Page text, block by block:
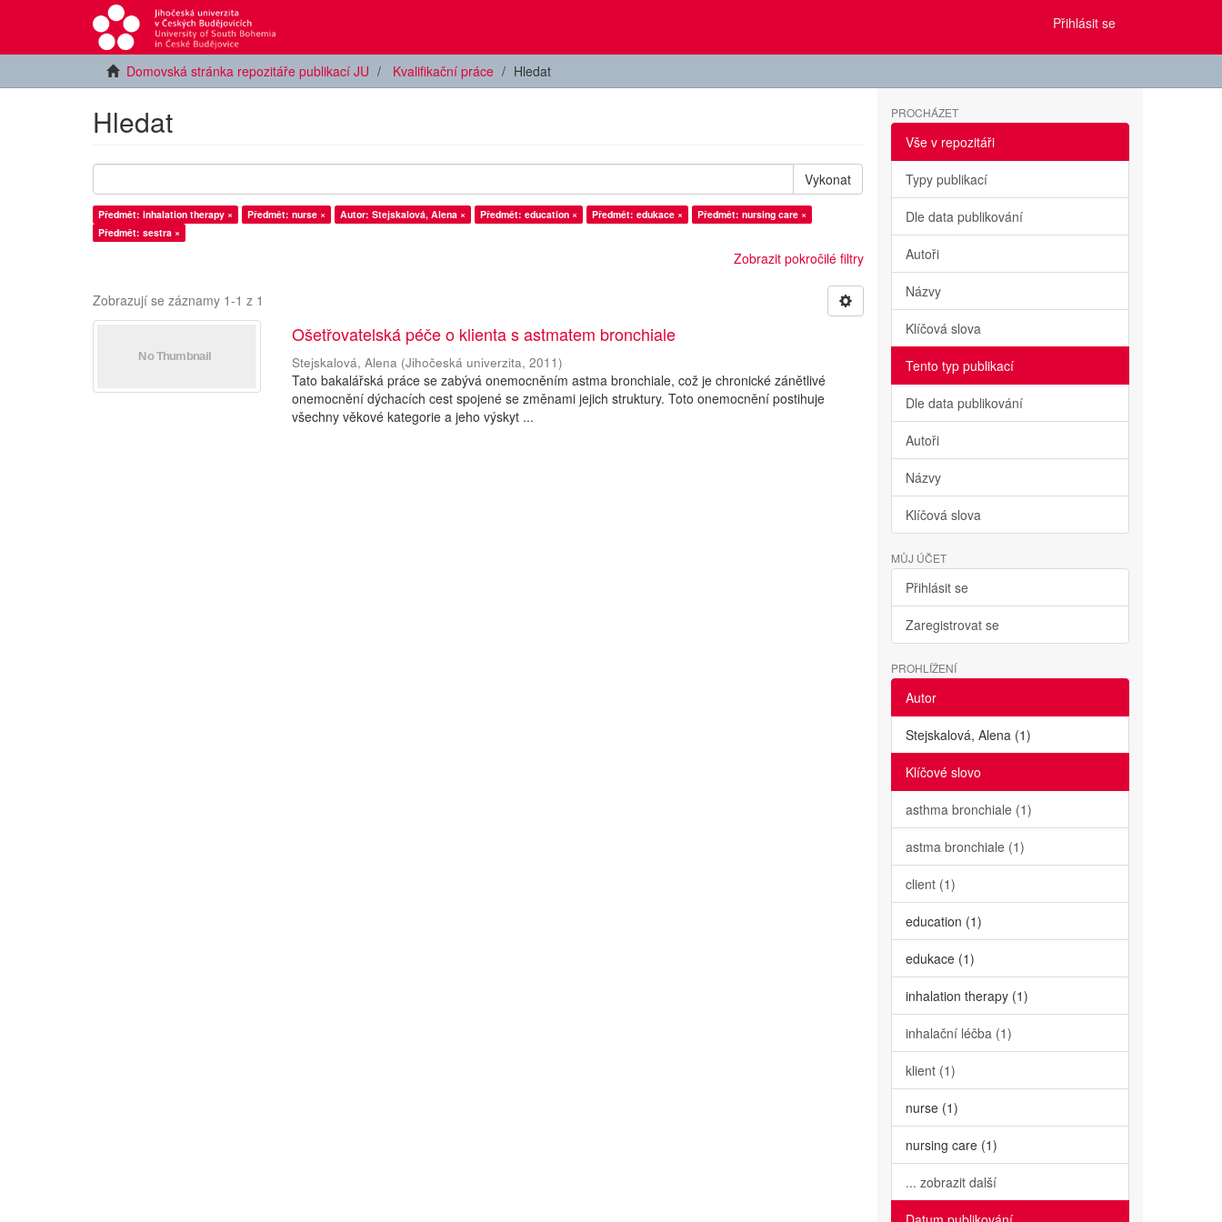
Přihlásit se
Domovská stránka repozitáře publikací JU Kvalifikační práce Hledat
Hledat
Vykonat
Předmět: inhalation therapy × Předmět: nurse × Autor: Stejskalová, Alena × Předmět: education × Předmět: edukace ×
Předmět: nursing care ×
Předmět: sestra ×
Zobrazit pokročilé filtry
Zobrazují se záznamy 1-1 z 1
Ošetřovatelská péče o klienta s astmatem bronchiale
Stejskalová, Alena (Jihočeská univerzita,2011)
Tato bakalářská práce se zabývá onemocněním astma bronchiale, což je chronické zánětlivé
onemocnění dýchacích cest spojené se změnami jejich struktury. Toto onemocnění postihuje
všechny věkové kategorie a jeho výskyt ...
PROCHÁZET
Vše v repozitáři
Typy publikací
Dle data publikování
Autoři
Názvy
Klíčová slova
Tento typ publikací
Dle data publikování
Autoři
Názvy
Klíčová slova
MŮJ ÚČET
Přihlásit se
Zaregistrovat se
PROHLÍŽENÍ
Autor
Stejskalová, Alena (1)
Klíčové slovo
asthma bronchiale (1)
astma bronchiale (1)
client (1)
education (1)
edukace (1)
inhalation therapy (1)
inhalační léčba (1)
klient (1)
nurse (1)
nursing care (1)
... zobrazit další